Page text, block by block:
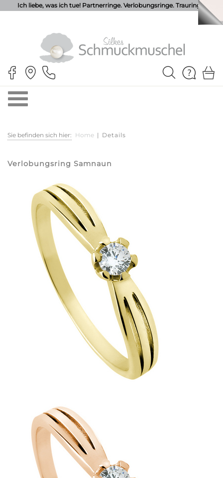
Ich liebe, was ich tue! Partnerringe. Verlobungsringe. Trauringe.
Sie befinden sich hier: Home | Details
Verlobungsring Samnaun